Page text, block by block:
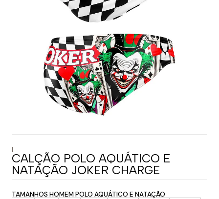
|
CALÇÃO POLO AQUÁTICO E
NATAÇÃO JOKER CHARGE
TAMANHOS HOMEM POLO AQUÁTICO E NATAÇÃO